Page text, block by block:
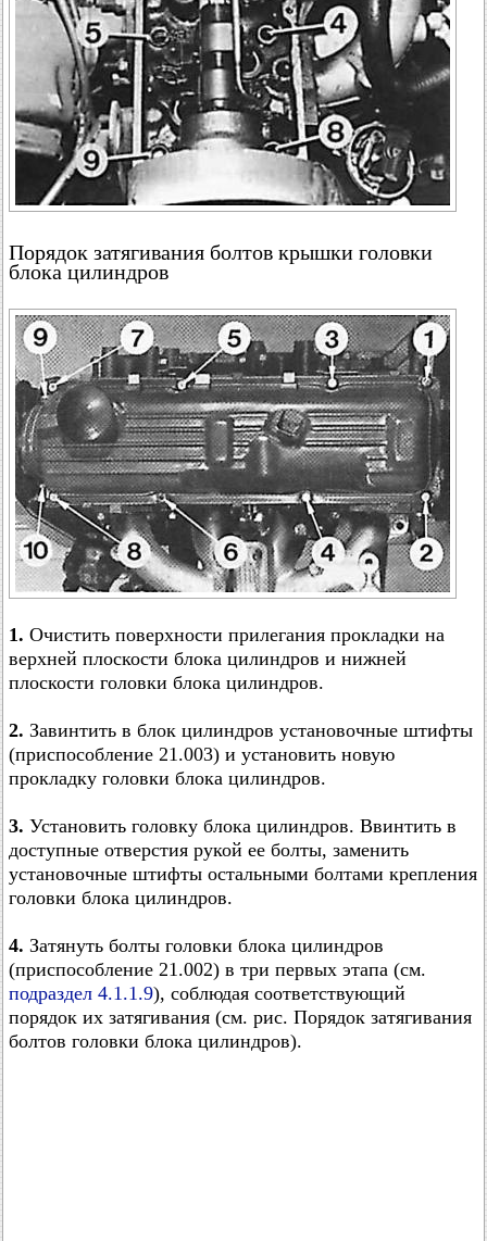
Порядок затягивания болтов крышки головки
блока цилиндров
1. Очистить поверхности прилегания прокладки на
верхней плоскости блока цилиндров и нижней
плоскости головки блока цилиндров.
2. Завинтить в блок цилиндров установочные штифты
(приспособление 21.003) и установить новую
прокладку головки блока цилиндров.
3. Установить головку блока цилиндров. Ввинтить в
доступные отверстия рукой ее болты, заменить
установочные штифты остальными болтами крепления
головки блока цилиндров.
4. Затянуть болты головки блока цилиндров
(приспособление 21.002) в три первых этапа (см.
подраздел 4.1.1.9), соблюдая соответствующий
порядок их затягивания (см. рис. Порядок затягивания
болтов головки блока цилиндров).